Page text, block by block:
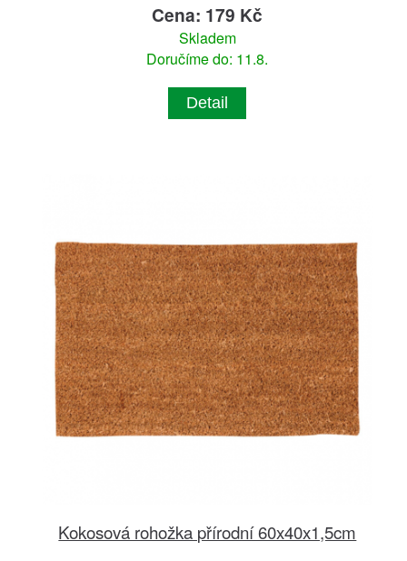
Cena: 179 Kč
Skladem
Doručíme do: 11.8.
Detail
Kokosová rohožka přírodní 60x40x1,5cm